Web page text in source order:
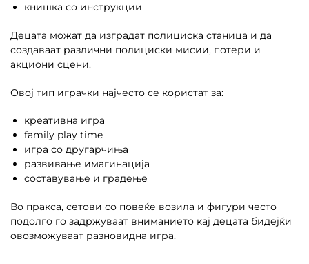
книшка со инструкции
Децата можат да изградат полициска станица и да
создаваат различни полициски мисии, потери и
акциони сцени.
Овој тип играчки најчесто се користат за:
креативна игра
family play time
игра со другарчиња
развивање имагинација
составување и градење
Во пракса, сетови со повеќе возила и фигури често
подолго го задржуваат вниманието кај децата бидејќи
овозможуваат разновидна игра.